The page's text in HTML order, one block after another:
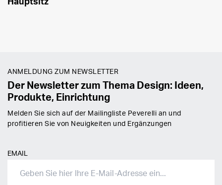
Hauptsitz
ANMELDUNG ZUM NEWSLETTER
Der Newsletter zum Thema Design: Ideen,
Produkte, Einrichtung
Melden Sie sich auf der Mailingliste Peverelli an und
profitieren Sie von Neuigkeiten und Ergänzungen
EMAIL